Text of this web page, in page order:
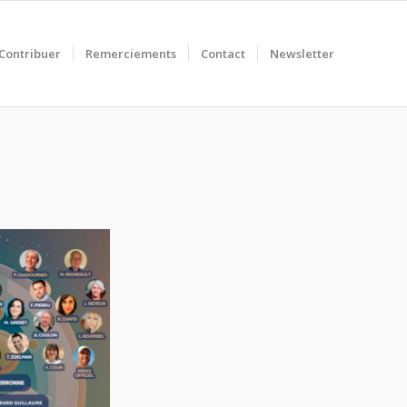
Remerciements Contact Newsletter